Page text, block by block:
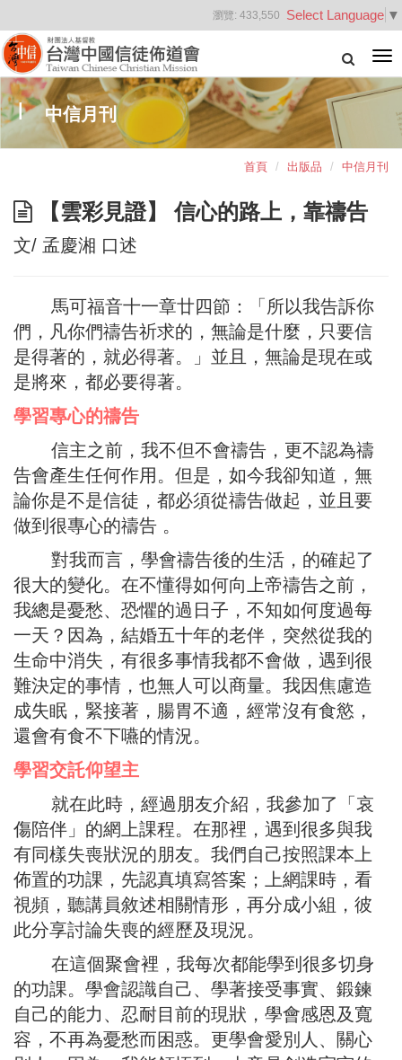
Select Language ▼
瀏覽: 433,550
中信月刊
首頁 出版品 中信月刊
【雲彩見證】 信心的路上，靠禱告
文/ 孟慶湘 口述
馬可福音十一章廿四節：「所以我告訴你
們，凡你們禱告祈求的，無論是什麼，只要信
是得著的，就必得著。」並且，無論是現在或
是將來，都必要得著。
學習專心的禱告
信主之前，我不但不會禱告，更不認為禱
告會產生任何作用。但是，如今我卻知道，無
論你是不是信徒，都必須從禱告做起，並且要
做到很專心的禱告 。
對我而言，學會禱告後的生活，的確起了
很大的變化。在不懂得如何向上帝禱告之前，
我總是憂愁、恐懼的過日子，不知如何度過每
一天？因為，結婚五十年的老伴，突然從我的
生命中消失，有很多事情我都不會做，遇到很
難決定的事情，也無人可以商量。我因焦慮造
成失眠，緊接著，腸胃不適，經常沒有食慾，
還會有食不下嚥的情況。
學習交託仰望主
就在此時，經過朋友介紹，我參加了「哀
傷陪伴」的網上課程。在那裡，遇到很多與我
有同樣失喪狀況的朋友。我們自己按照課本上
佈置的功課，先認真填寫答案；上網課時，看
視頻，聽講員敘述相關情形，再分成小組，彼
此分享討論失喪的經歷及現況。
在這個聚會裡，我每次都能學到很多切身
的功課。學會認識自己、學著接受事實、鍛鍊
自己的能力、忍耐目前的現狀，學會感恩及寬
容，不再為憂愁而困惑。更學會愛別人、關心